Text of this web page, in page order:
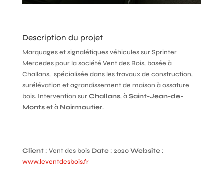
Description du projet
Marquages et signalétiques véhicules sur Sprinter
Mercedes pour la société Vent des Bois, basée à
Challans, spécialisée dans les travaux de construction,
surélévation et agrandissement de maison à ossature
bois. Intervention surChallans, àSaint-Jean-de-
Montset à Noirmoutier.
Client : Vent des bois Date : 2020Website:
www.leventdesbois.fr